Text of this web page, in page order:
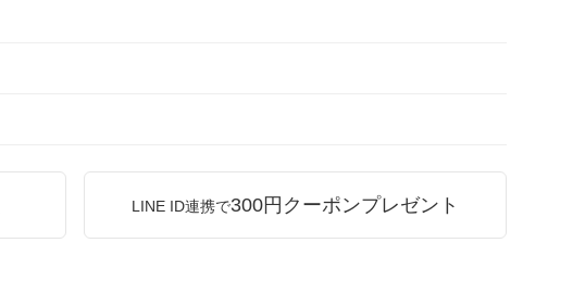
LINE ID連携で300円クーポンプレゼント